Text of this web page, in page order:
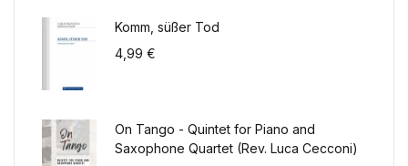
Komm, süßer Tod
4,99 €
On Tango - Quintet for Piano and
Saxophone Quartet (Rev. Luca Cecconi)